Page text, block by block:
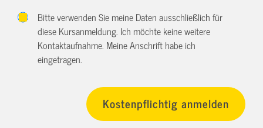
Bitte verwenden Sie meine Daten ausschließlich für
diese Kursanmeldung. Ich möchte keine weitere
Kontaktaufnahme. Meine Anschrift habe ich
eingetragen.